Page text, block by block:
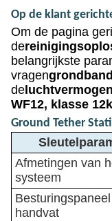
Op de klant
Om de pagina
de
belangrijkste
vragen
de
WF12, klasse
Ground Tether
Afmetingen van
systeem
handvat